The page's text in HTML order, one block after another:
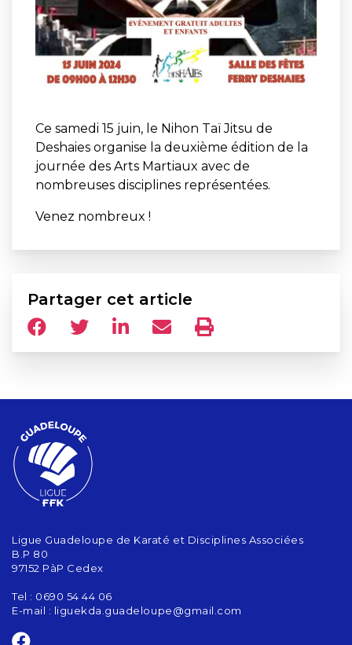
Ce samedi 15 juin, le Nihon Taï Jitsu de
Deshaies organise la deuxième édition de la
journée des Arts Martiaux avec de
nombreuses disciplines représentées.
Venez nombreux !
Partager cet article
Ligue Guadeloupe de Karaté et Disciplines Associées
B.P 80
97152 PàP Cedex
Tel : 0690 54 44 06
E-mail : liguekda.guadeloupe@gmail.com